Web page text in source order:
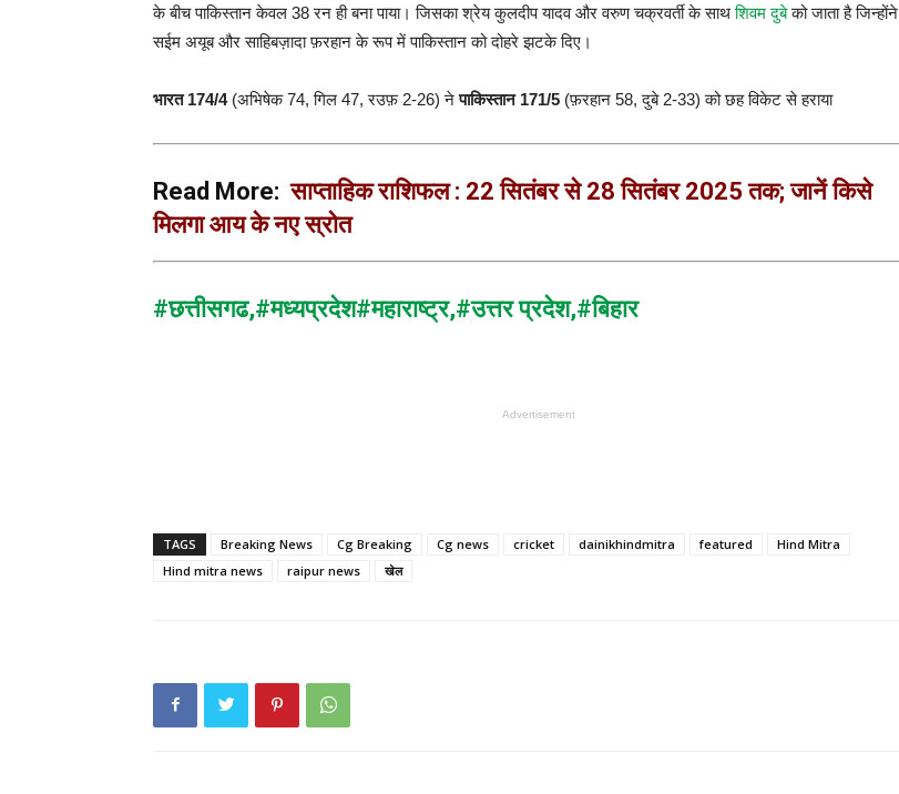
के बीच पाकिस्तान केवल 38 रन ही बना पाया। जिसका श्रेय कुलदीप यादव और वरुण चक्रवर्ती के साथशिवम दुबेको जाता है जिन्होंने
सईम अयूब और साहिबज़ादा फ़रहान के रूप में पाकिस्तान को दोहरे झटके दिए।
भारत 174/4(अभिषेक 74, गिल 47, रउफ़ 2-26) नेपाकिस्तान 171/5 (फ़रहान 58, दुबे 2-33) को छह विकेट से हराया
Read More:साप्ताहिक राशिफल : 22 सितंबर से 28 सितंबर 2025 तक; जानें किसे
मिलगा आय के नए स्रोत
#छत्तीसगढ,#मध्यप्रदेश#महाराष्ट्र,#उत्तर प्रदेश,#बिहार
Advertisement
TAGS Breaking News Cg Breaking Cg news cricket dainikhindmitra featured
Hind Mitra
Hind mitra news
raipur news खेल